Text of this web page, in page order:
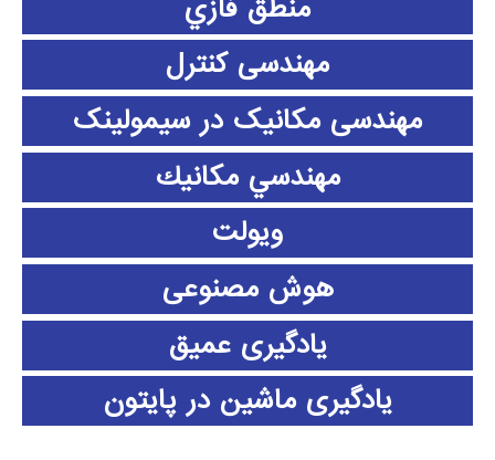
مهندسی کنترل
مهندسی مکانیک در سیمولینک
مهندسي مكانيك
ویولت
هوش مصنوعی
یادگیری عمیق
یادگیری ماشین در پایتون